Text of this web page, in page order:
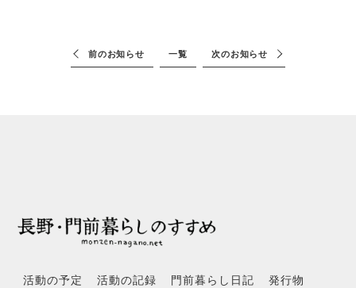
前のお知らせ 一覧 次のお知らせ
活動の予定 活動の記録 門前暮らし日記 発行物